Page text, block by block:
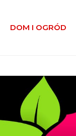
DOM I OGRÓD